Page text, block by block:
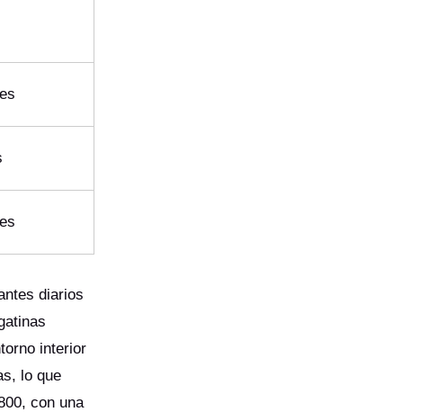
diarios
interior
lo que
con una